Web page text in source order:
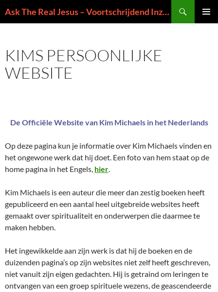
naar
Ask The Real Jesus – Voortschrijdend Inzicht in de Zin van het Leven
KIMS PERSOONLIJKE
WEBSITE
De Officiële Website van Kim Michaels in het Nederlands
Op deze pagina kun je informatie over Kim Michaels vinden en
het ongewone werk dat hij doet. Een foto van hem staat op de
home pagina in het Engels, hier.
Kim Michaels is een auteur die meer dan zestig boeken heeft
gepubliceerd en een aantal heel uitgebreide websites heeft
gemaakt over spiritualiteit en onderwerpen die daarmee te
maken hebben.
Het ingewikkelde aan zijn werk is dat hij de boeken en de
duizenden pagina’s op zijn websites niet zelf heeft geschreven,
niet vanuit zijn eigen gedachten. Hij is getraind om leringen te
ontvangen van een groep spirituele wezens, de geascendeerde